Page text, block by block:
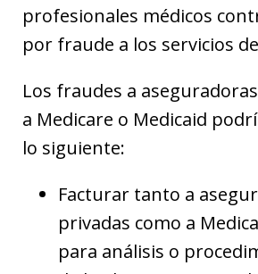
profesionales médicos
por fraude a los servicios
Los fraudes a
a Medicare o Medicaid
lo siguiente:
Facturar tanto a
privadas como a
para análisis o